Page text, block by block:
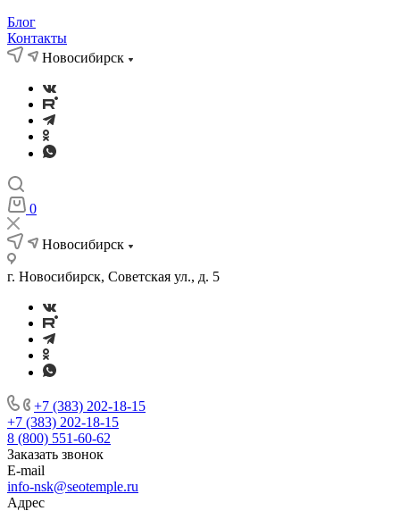
Блог
Контакты
Новосибирск
0
Новосибирск
г. Новосибирск, Советская ул., д. 5
+7 (383) 202-18-15
+7 (383) 202-18-15
8 (800) 551-60-62
Заказать звонок
E-mail
info-nsk@seotemple.ru
Адрес